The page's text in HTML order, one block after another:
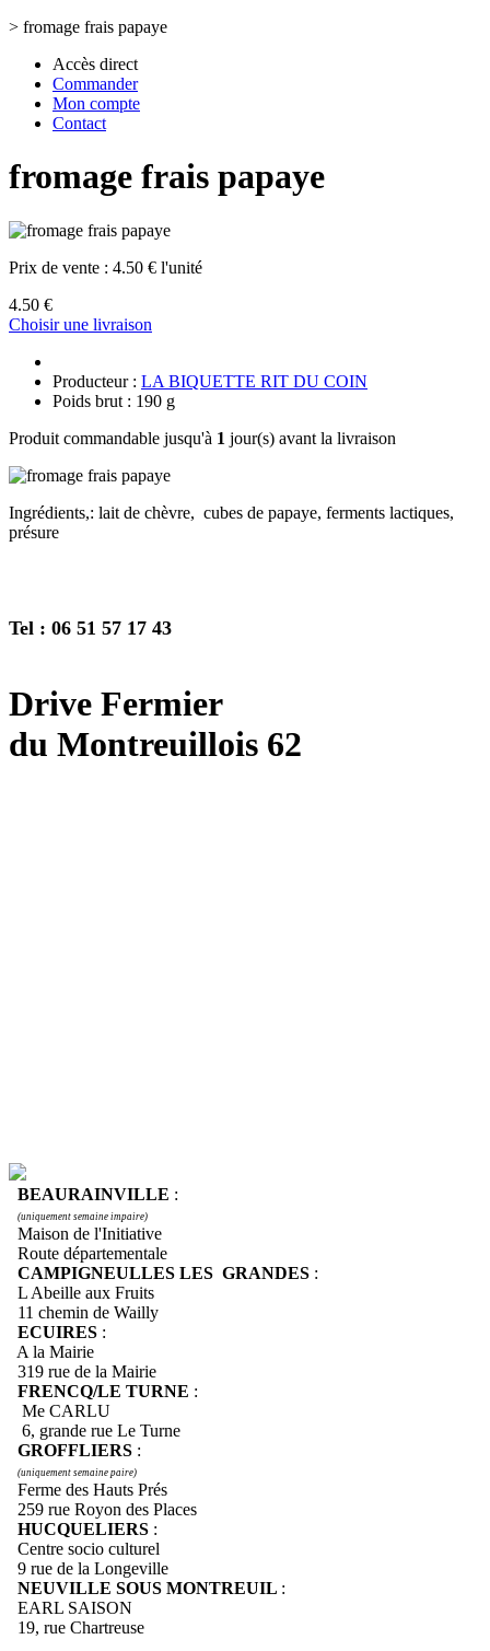
> fromage frais papaye
Accès direct
Commander
Mon compte
Contact
fromage frais papaye
Prix de vente : 4.50 € l'unité
4.50 €
Choisir une livraison
Producteur : LA BIQUETTE RIT DU COIN
Poids brut : 190 g
Produit commandable jusqu'à 1 jour(s) avant la livraison
Ingrédients,: lait de chèvre, cubes de papaye, ferments lactiques,
présure
Tel : 06 51 57 17 43
Drive Fermier
du Montreuillois 62
BEAURAINVILLE :
(uniquement semaine impaire)
Maison de l'Initiative
Route départementale
CAMPIGNEULLES LES GRANDES :
L Abeille aux Fruits
11 chemin de Wailly
ECUIRES :
A la Mairie
319 rue de la Mairie
FRENCQ/LE TURNE :
Me CARLU
6, grande rue Le Turne
GROFFLIERS :
(uniquement semaine paire)
Ferme des Hauts Prés
259 rue Royon des Places
HUCQUELIERS :
Centre socio culturel
9 rue de la Longeville
NEUVILLE SOUS MONTREUIL :
EARL SAISON
19, rue Chartreuse